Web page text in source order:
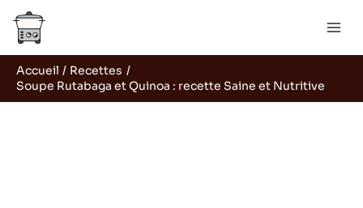
Aller
contenu
Accueil
Recettes
Soupe Rutabaga et Quinoa : recette Saine et Nutritive
e
c
h
e